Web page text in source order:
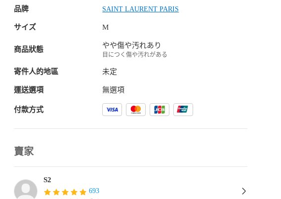
品牌 SAINT LAURENT PARIS
サイズ M
商品狀態 やや傷や汚れあり
目につく傷や汚れがある
寄件人的地區 未定
運送選項 無選項
付款方式
賣家
S2
693